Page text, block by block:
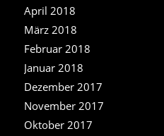
April 2018
März 2018
Februar 2018
Januar 2018
Dezember 2017
November 2017
Oktober 2017